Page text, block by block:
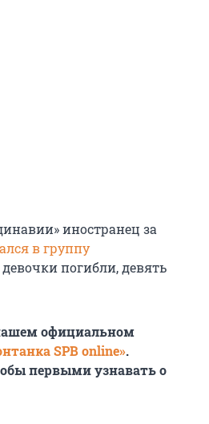
иностранец за
в группу
девочки погибли, девять
официальном
SPB online».
первыми узнавать о